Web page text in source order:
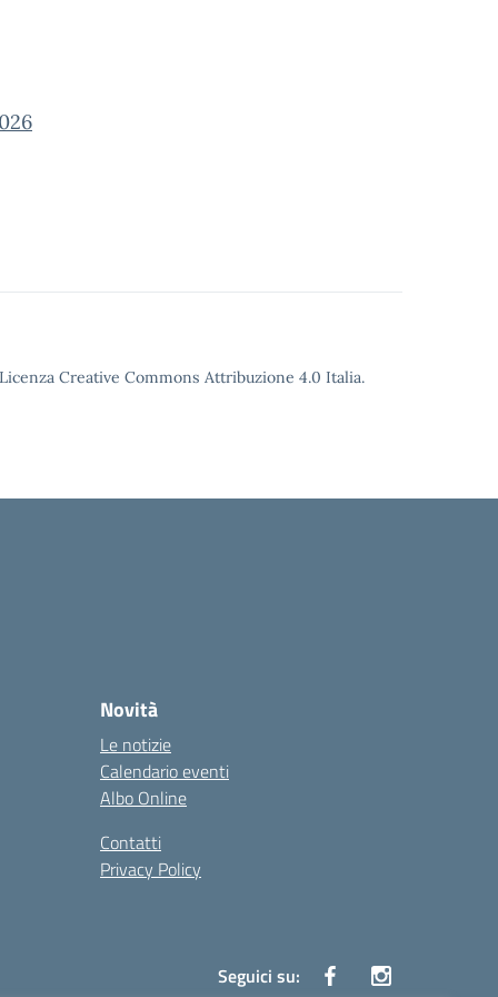
Creative Commons Attribuzione 4.0 Italia.
Novità
Le notizie
Calendario eventi
Albo Online
Contatti
Privacy Policy
Seguici su: